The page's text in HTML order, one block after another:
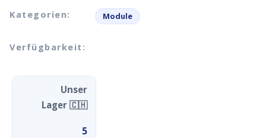
Kategorien: Module
Verfügbarkeit:
Unser
Lager 🇨🇭
5